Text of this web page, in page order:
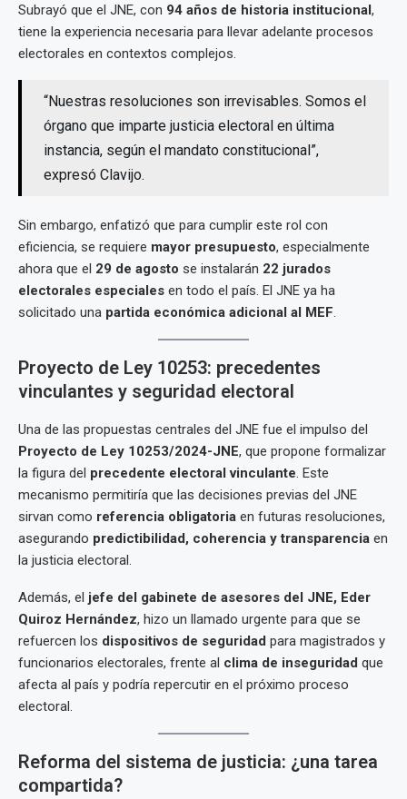
Subrayó que el JNE, con 94 años de historia institucional,
tiene la experiencia necesaria para llevar adelante procesos
electorales en contextos complejos.
“Nuestras resoluciones son irrevisables. Somos el
órgano que imparte justicia electoral en última
instancia, según el mandato constitucional”,
expresó Clavijo.
Sin embargo, enfatizó que para cumplir este rol con
eficiencia, se requiere mayor presupuesto, especialmente
ahora que el 29 de agosto se instalarán 22 jurados
electorales especiales en todo el país. El JNE ya ha
solicitado una partida económica adicional al MEF.
Proyecto de Ley 10253: precedentes
vinculantes y seguridad electoral
Una de las propuestas centrales del JNE fue el impulso del
Proyecto de Ley 10253/2024-JNE, que propone formalizar
la figura del precedente electoral vinculante. Este
mecanismo permitiría que las decisiones previas del JNE
sirvan como referencia obligatoria en futuras resoluciones,
asegurando predictibilidad, coherencia y transparencia en
la justicia electoral.
Además, el jefe del gabinete de asesores del JNE, Eder
Quiroz Hernández, hizo un llamado urgente para que se
refuercen los dispositivos de seguridad para magistrados y
funcionarios electorales, frente al clima de inseguridad que
afecta al país y podría repercutir en el próximo proceso
electoral.
Reforma del sistema de justicia: ¿una tarea
compartida?